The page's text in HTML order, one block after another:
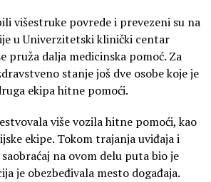
višestruke povrede i prevezeni su na
u Univerzitetski klinički centar
pruža dalja medicinska pomoć. Za
stanje još dve osobe koje je
ekipa hitne pomoći.
više vozila hitne pomoći, kao
ekipe. Tokom trajanja uviđaja i
na ovom delu puta bio je
je obezbeđivala mesto događaja.